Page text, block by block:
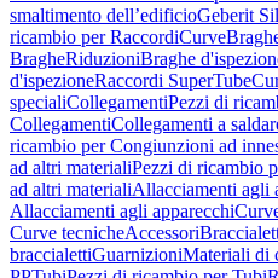
smaltimento dell’edificioGeberit
ricambio per RaccordiCurve
BragheRiduzioniBraghe
d'ispezioneRaccordi SuperTube
specialiCollegamentiPezzi di
CollegamentiCollegamenti a
ricambio per Congiunzioni ad
ad altri materialiPezzi di ricambio
ad altri materialiAllacciamenti agli
Allacciamenti agli apparecchi
Curve tecnicheAccessori
braccialettiGuarnizioniMateriali di